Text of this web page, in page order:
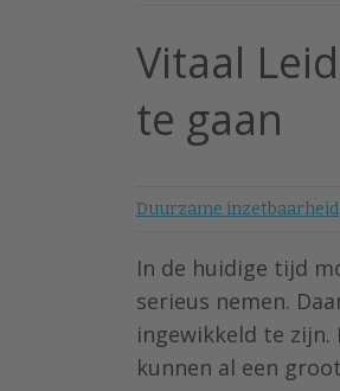
Vitaal
te gaan
Duurzame inzetbaarheid
In de huidige tijd
serieus nemen.
ingewikkeld te zijn.
kunnen al een